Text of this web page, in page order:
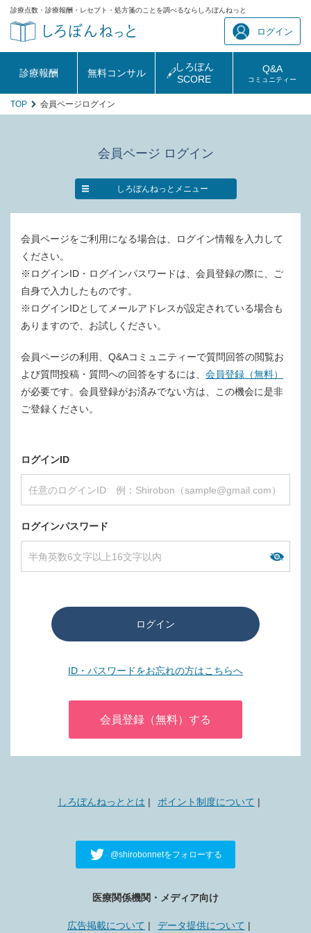
診療点数・診療報酬・レセプト・処方箋のことを調べるならしろぼんねっと
ログイン
診療報酬 無料コンサル
しろぼん
SCORE
Q&A
コミュニティー
TOP 会員ページログイン
会員ページ ログイン
しろぼんねっとメニュー
会員ページをご利用になる場合は、ログイン情報を入力して
ください。
※ログインID・ログインパスワードは、会員登録の際に、ご
自身で入力したものです。
※ログインIDとしてメールアドレスが設定されている場合も
ありますので、お試しください。
会員ページの利用、Q&Aコミュニティーで質問回答の閲覧お
よび質問投稿・質問への回答をするには、 会員登録（無料）
が必要です。会員登録がお済みでない方は、この機会に是非
ご登録ください。
ログインID
ログインパスワード
ログイン
ID・パスワードをお忘れの方はこちらへ
会員登録（無料）する
しろぼんねっととは ポイント制度について
@shirobonnetをフォローする
医療関係機関・メディア向け
広告掲載について データ提供について